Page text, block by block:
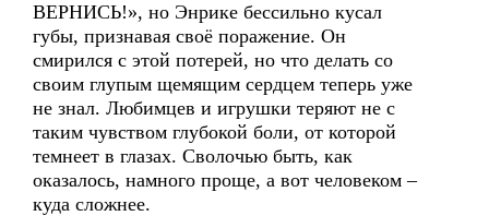
ВЕРНИСЬ!», но Энрике бессильно кусал
губы, признавая своё поражение. Он
смирился с этой потерей, но что делать со
своим глупым щемящим сердцем теперь уже
не знал. Любимцев и игрушки теряют не с
таким чувством глубокой боли, от которой
темнеет в глазах. Сволочью быть, как
оказалось, намного проще, а вот человеком –
куда сложнее.